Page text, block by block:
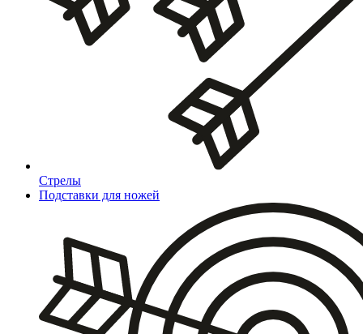
Стрелы
Подставки для ножей